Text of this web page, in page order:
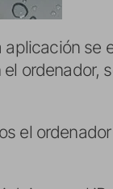
aplicación se
ordenador,
el